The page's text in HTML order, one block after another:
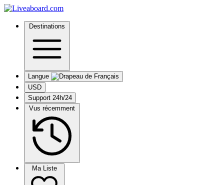
Destinations
Langue
USD
Support 24h/24
Vus récemment
Ma Liste